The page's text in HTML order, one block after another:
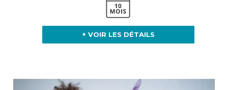
+ VOIR LES DÉTAILS